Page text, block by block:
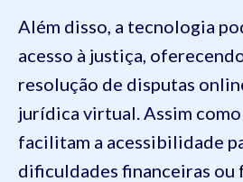
Além disso, a tecnologia
acesso à justiça,
resolução de disputas
jurídica virtual. Assim
facilitam a acessibilidade
dificuldades financeiras ou